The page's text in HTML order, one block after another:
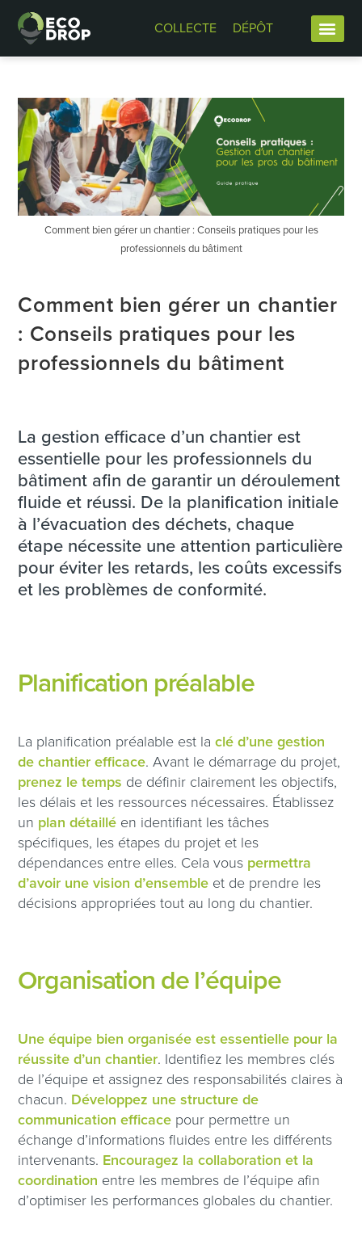
COLLECTE DÉPÔT
Comment bien gérer un chantier : Conseils pratiques pour les
professionnels du bâtiment
Comment bien gérer un chantier
: Conseils pratiques pour les
professionnels du bâtiment
La gestion efficace d’un chantier est
essentielle pour les professionnels du
bâtiment afin de garantir un déroulement
fluide et réussi. De la planification initiale
à l’évacuation des déchets, chaque
étape nécessite une attention particulière
pour éviter les retards, les coûts excessifs
et les problèmes de conformité.
Planification préalable
La planification préalable est laclé d’une gestion
de chantier efficace. Avant le démarrage du projet,
prenez le temps de définir clairement les objectifs,
les délais et les ressources nécessaires. Établissez
un plan détaillé en identifiant les tâches
spécifiques, les étapes du projet et les
dépendances entre elles. Cela vous permettra
d’avoir une vision d’ensemble et de prendre les
décisions appropriées tout au long du chantier.
Organisation de l’équipe
Une équipe bien organisée est essentielle pour la
réussite d’un chantier. Identifiez les membres clés
de l’équipe et assignez des responsabilités claires à
chacun. Développez une structure de
communication efficace pour permettre un
échange d’informations fluides entre les différents
intervenants. Encouragez la collaboration et la
coordination entre les membres de l’équipe afin
d’optimiser les performances globales du chantier.